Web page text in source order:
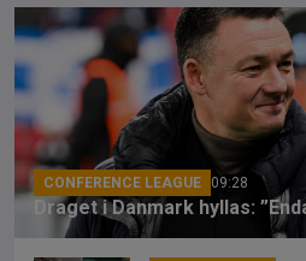
b
o
o
k
CONFERENCE LEAGUE 09:28
Draget i Danmark hyllas: